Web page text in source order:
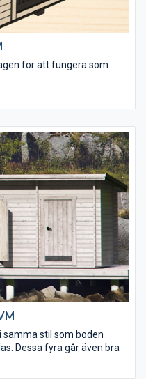
för att fungera som
för god formstabilitet
rejält dimensionerat
extra bärighet
köpas till
köpas till
samma stil som boden
Dessa fyra går även bra